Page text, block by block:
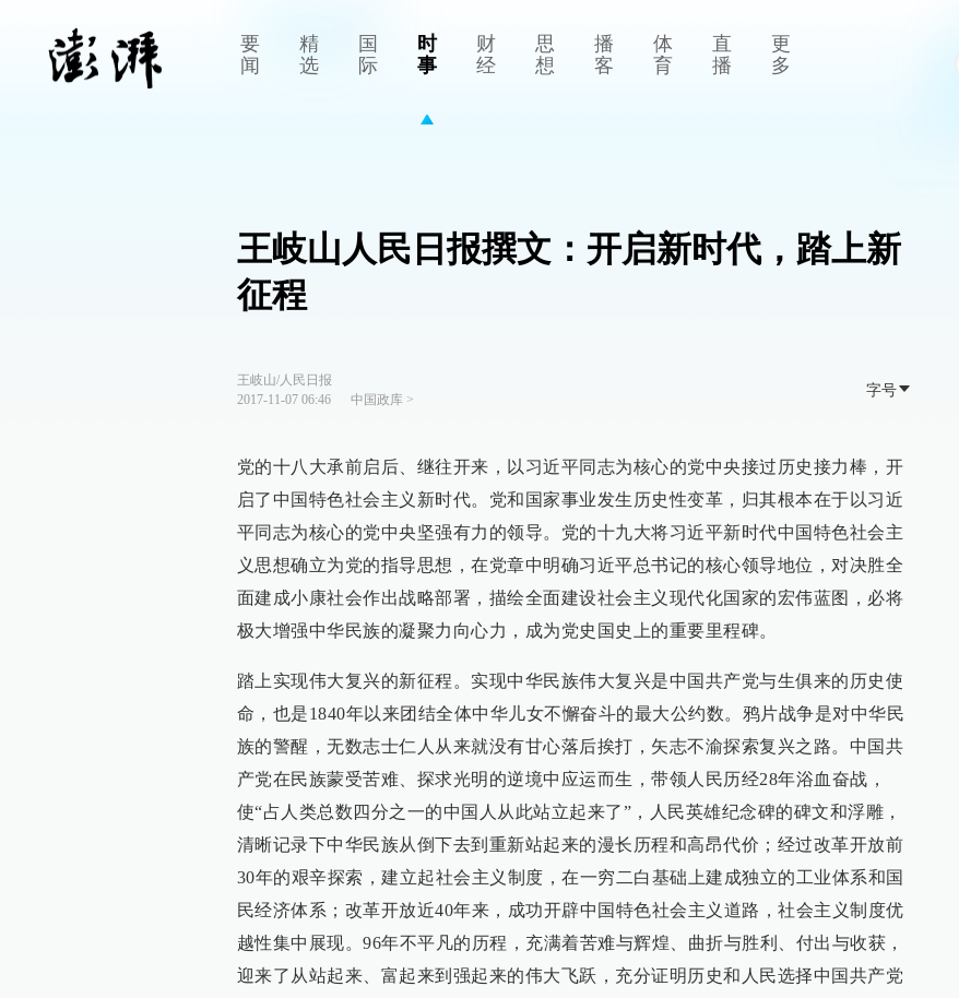
要
闻
精
选
国
际
时
事
财
经
思
想
播
客
体
育
直
播
更
多
王岐山人民日报撰文：开启新时代，踏上新
征程
王岐山/人民日报
2017-11-07 06:46
中国政库>
字号
党的十八大承前启后、继往开来，以习近平同志为核心的党中央接过历史接力棒，开
启了中国特色社会主义新时代。党和国家事业发生历史性变革，归其根本在于以习近
平同志为核心的党中央坚强有力的领导。党的十九大将习近平新时代中国特色社会主
义思想确立为党的指导思想，在党章中明确习近平总书记的核心领导地位，对决胜全
面建成小康社会作出战略部署，描绘全面建设社会主义现代化国家的宏伟蓝图，必将
极大增强中华民族的凝聚力向心力，成为党史国史上的重要里程碑。
踏上实现伟大复兴的新征程。实现中华民族伟大复兴是中国共产党与生俱来的历史使
命，也是1840年以来团结全体中华儿女不懈奋斗的最大公约数。鸦片战争是对中华民
族的警醒，无数志士仁人从来就没有甘心落后挨打，矢志不渝探索复兴之路。中国共
产党在民族蒙受苦难、探求光明的逆境中应运而生，带领人民历经28年浴血奋战，
使“占人类总数四分之一的中国人从此站立起来了”，人民英雄纪念碑的碑文和浮雕，
清晰记录下中华民族从倒下去到重新站起来的漫长历程和高昂代价；经过改革开放前
30年的艰辛探索，建立起社会主义制度，在一穷二白基础上建成独立的工业体系和国
民经济体系；改革开放近40年来，成功开辟中国特色社会主义道路，社会主义制度优
越性集中展现。96年不平凡的历程，充满着苦难与辉煌、曲折与胜利、付出与收获，
迎来了从站起来、富起来到强起来的伟大飞跃，充分证明历史和人民选择中国共产党